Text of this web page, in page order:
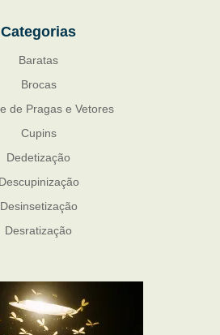
Categorias
Baratas
Brocas
de Pragas e Vetores
Cupins
Dedetização
Descupinização
Desinsetização
Desratização
Mosquito Mist
Mosquitos
de Cama